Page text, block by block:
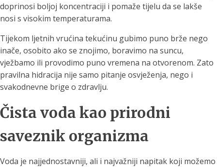
doprinosi boljoj koncentraciji i pomaže tijelu da se lakše
nosi s visokim temperaturama.
Tijekom ljetnih vrućina tekućinu gubimo puno brže nego
inače, osobito ako se znojimo, boravimo na suncu,
vježbamo ili provodimo puno vremena na otvorenom. Zato
pravilna hidracija nije samo pitanje osvježenja, nego i
svakodnevne brige o zdravlju.
Čista voda kao prirodni
saveznik organizma
Voda je najjednostavniji, ali i najvažniji napitak koji možemo